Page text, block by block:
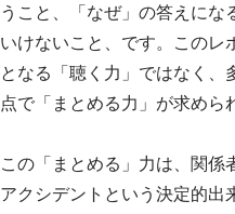
うこと、「なぜ」の答えにな
いけないこと、です。このレ
となる「聴く力」ではなく、
点で「まとめる力」が求めら
この「まとめる」力は、関係
アクシデントという決定的出